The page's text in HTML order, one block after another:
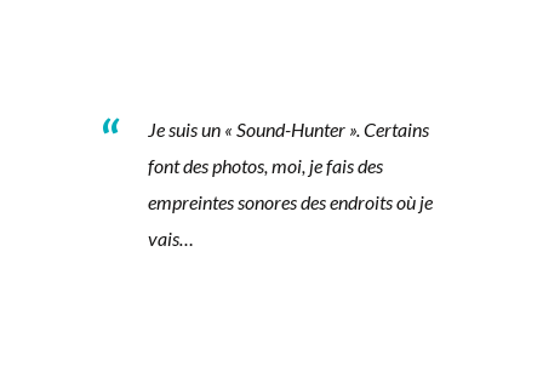
Je suis un « Sound-Hunter ». Certains
font des photos, moi, je fais des
empreintes sonores des endroits où je
vais…